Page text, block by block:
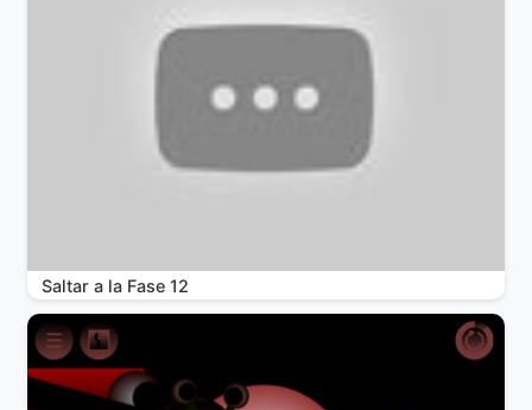
Saltar a la Fase 12